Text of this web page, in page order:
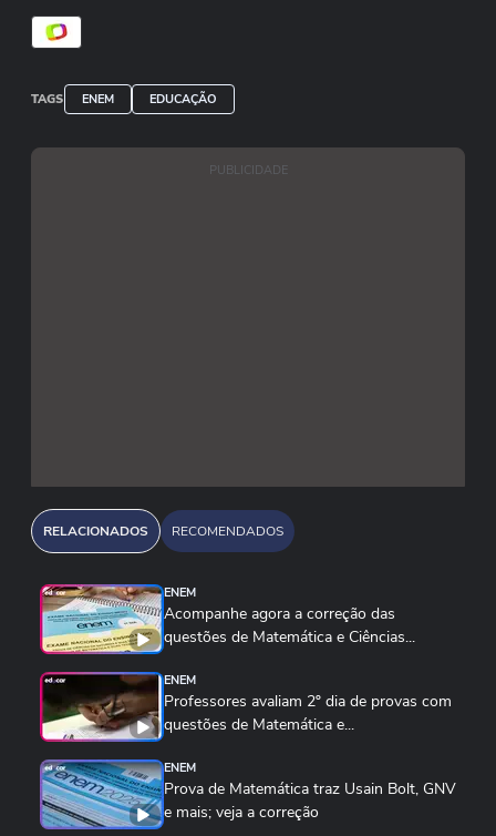
TAGS ENEM EDUCAÇÃO
PUBLICIDADE
RELACIONADOS RECOMENDADOS
ENEM
Acompanhe agora a correção das
questões de Matemática e Ciências...
ENEM
Professores avaliam 2º dia de provas com
questões de Matemática e...
ENEM
Prova de Matemática traz Usain Bolt, GNV
e mais; veja a correção